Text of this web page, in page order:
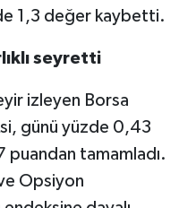
1,3 değer kaybetti.
seyretti
izleyen Borsa
günü yüzde 0,43
tamamladı.
Opsiyon